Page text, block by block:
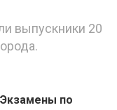
выпускники 20
Экзамены по